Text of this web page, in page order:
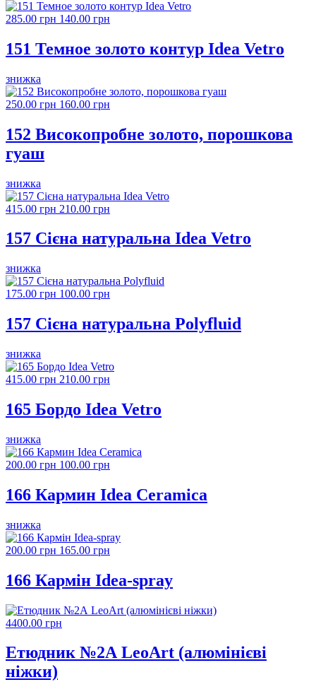
285.00 грн 140.00 грн
151 Темное золото контур Idea Vetro
знижка
250.00 грн 160.00 грн
152 Високопробне золото, порошкова
гуаш
знижка
415.00 грн 210.00 грн
157 Сієна натуральна Idea Vetro
знижка
175.00 грн 100.00 грн
157 Сієна натуральна Polyfluid
знижка
415.00 грн 210.00 грн
165 Бордо Idea Vetro
знижка
200.00 грн 100.00 грн
166 Кармин Idea Ceramica
знижка
200.00 грн 165.00 грн
166 Кармін Idea-spray
4400.00 грн
Етюдник №2А LeoArt (алюмінієві
ніжки)